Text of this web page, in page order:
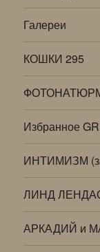
Галереи
КОШКИ 295
Избранное
ИНТИМИЗМ
ЛИНД
АРКАДИЙ и